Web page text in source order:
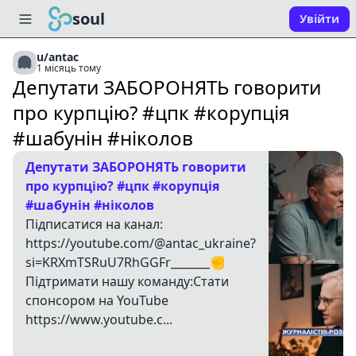
soul Увійти
u/antac
1 місяць тому
Депутати ЗАБОРОНЯТЬ говорити
про курпцію? #цпк #корупція
#шабунін #ніколов
Депутати ЗАБОРОНЯТЬ говорити
про курпцію? #цпк #корупція
#шабунін #ніколов
Підписатися на канал:
https://youtube.com/@antac_ukraine?
si=KRXmTSRuU7RhGGFr_______✊
Підтримати нашу команду:Стати
спонсором на YouTube
https://www.youtube.c...